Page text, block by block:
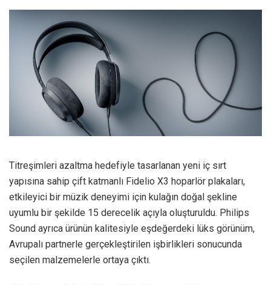
Titreşimleri azaltma hedefiyle tasarlanan yeni iç sırt
yapısına sahip çift katmanlı Fidelio X3 hoparlör plakaları,
etkileyici bir müzik deneyimi için kulağın doğal şekline
uyumlu bir şekilde 15 derecelik açıyla oluşturuldu. Philips
Sound ayrıca ürünün kalitesiyle eşdeğerdeki lüks görünüm,
Avrupalı partnerle gerçekleştirilen işbirlikleri sonucunda
seçilen malzemelerle ortaya çıktı.